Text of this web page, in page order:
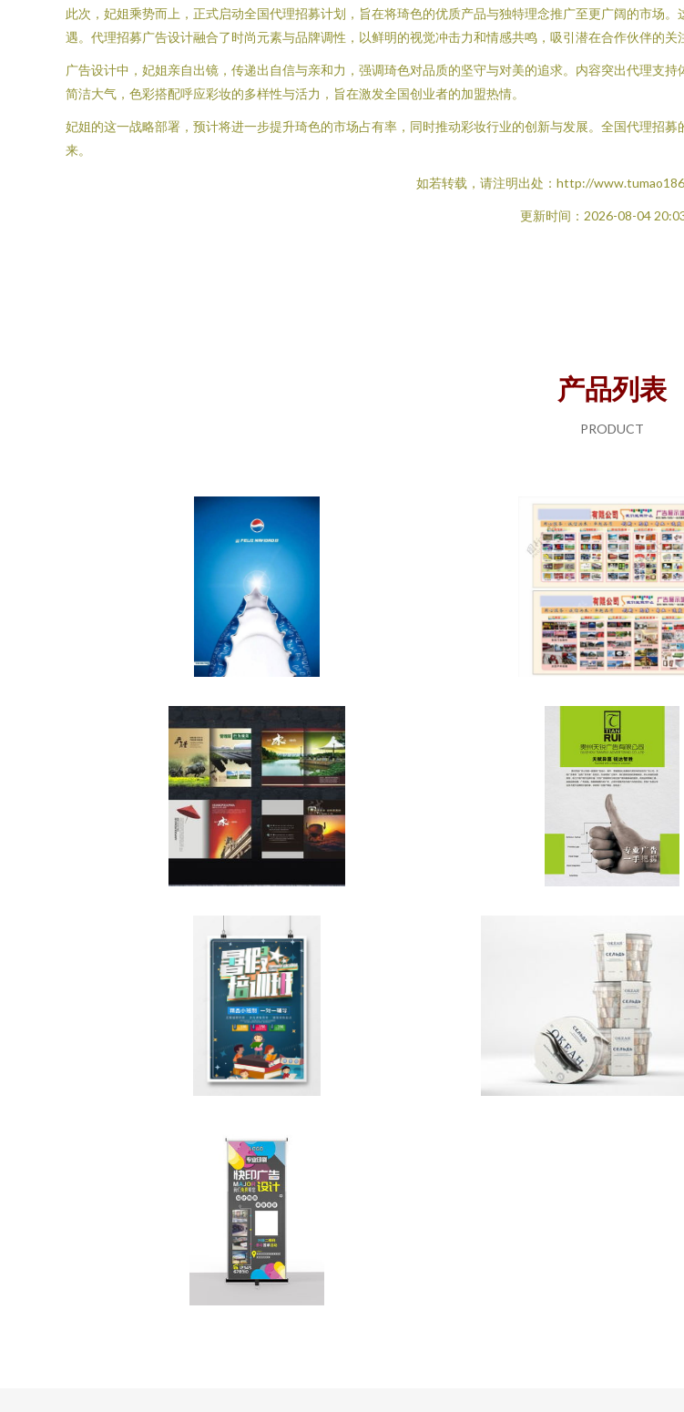
此次，妃姐乘势而上，正式启动全国代理招募计划，旨在将琦色的优质产品与独特理念推广至更广阔的市场
遇。代理招募广告设计融合了时尚元素与品牌调性，以鲜明的视觉冲击力和情感共鸣，吸引潜在合作伙伴的关
广告设计中，妃姐亲自出镜，传递出自信与亲和力，强调琦色对品质的坚守与对美的追求。内容突出代理支
简洁大气，色彩搭配呼应彩妆的多样性与活力，旨在激发全国创业者的加盟热情。
妃姐的这一战略部署，预计将进一步提升琦色的市场占有率，同时推动彩妆行业的创新与发展。全国代理招
来。
如若转载，请注明出处：http://
更新时间：2026-08-04
产品列表
PRODUCT